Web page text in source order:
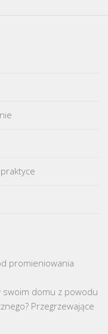
promieniowania
swoim domu z powodu
Przegrzewające